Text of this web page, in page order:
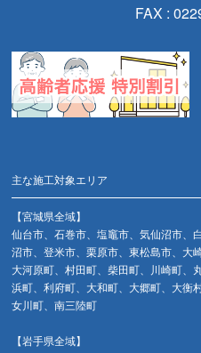
FAX :
主な施工対象エリア
【宮城県全域】
仙台市、石巻市、塩竈市、気仙沼市、
沼市、登米市、栗原市、東松島市、大
大河原町、村田町、柴田町、川崎町、
浜町、利府町、大和町、大郷町、大衡
女川町、南三陸町
【岩手県全域】